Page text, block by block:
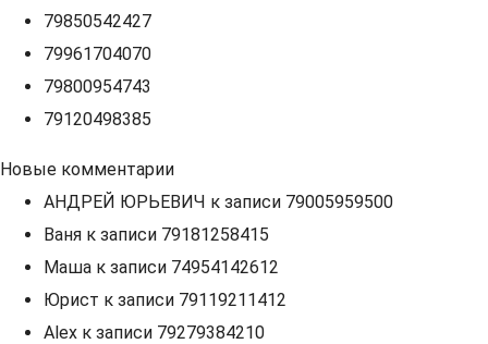
79850542427
79961704070
79800954743
79120498385
Новые комментарии
АНДРЕЙ ЮРЬЕВИЧ к записи 79005959500
Ваня к записи 79181258415
Маша к записи 74954142612
Юрист к записи 79119211412
Alex к записи 79279384210